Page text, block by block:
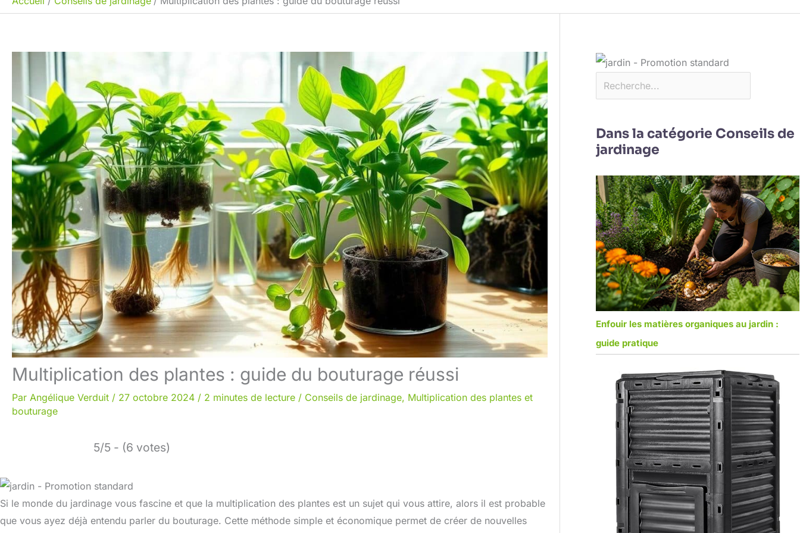
Multiplication des plantes : guide du bouturage réussi
Par Angélique Verduit / 27 octobre 2024 / 2 minutes de lecture / Conseils de jardinage, Multiplication des plantes et
bouturage
5/5 - (6 votes)
Si le monde du jardinage vous fascine et que la multiplication des plantes est un sujet qui vous attire, alors il est probable
que vous ayez déjà entendu parler du bouturage. Cette méthode simple et économique permet de créer de nouvelles
Dans la catégorie Conseils de
jardinage
Enfouir les matières organiques au jardin :
guide pratique